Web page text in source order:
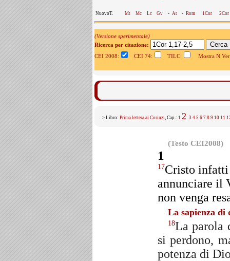
NuovoT. Mt Mc Lc Gv - At - Rom 1Cor 2Cor
(Versione sperimentale)
Ricerca per citazione:
CEI 2008:
CEI 74: TILC: Mostra
> Libro: Prima lettera ai Corinzi, Cap.: 1 2 3 4 5 6 7 8 9 10 11
(Testo CEI2008)
1
17Cristo infatti
annunciare il
non venga
La sapienza di
18La parola
si perdono,
potenza di